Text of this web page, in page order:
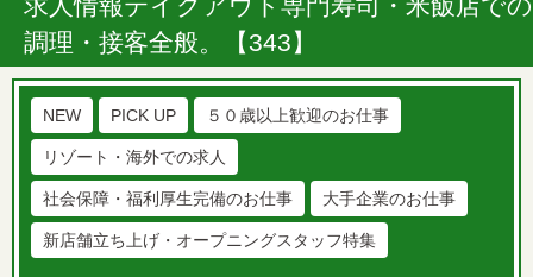
求人情報テイクアウト専門寿司・米飯店での
調理・接客全般。【343】
NEW PICK UP ５０歳以上歓迎のお仕事
リゾート・海外での求人
社会保障・福利厚生完備のお仕事 大手企業のお仕事
新店舗立ち上げ・オープニングスタッフ特集